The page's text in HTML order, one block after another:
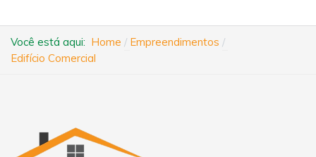
Você está aqui: Home
Empreendimentos
Edifício Comercial